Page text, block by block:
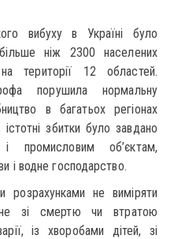
вибуху в Україні було
ніж 2300 населених
території 12 областей.
порушила нормальну
в багатьох регіонах
істотні збитки було завдано
і промисловим об’єктам,
і водне господарство.
розрахунками не виміряти
зі смертю чи втратою
із хворобами дітей, зі